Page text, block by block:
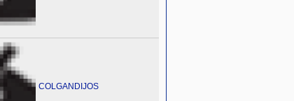
COLGANDIJOS